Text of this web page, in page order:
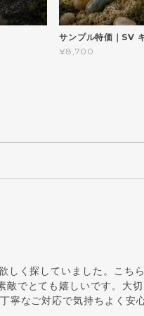
サンプル特価｜SV
¥8,700
しく探していました。こち
でとても嬉しいです。大
寧なご対応で気持ちよく安